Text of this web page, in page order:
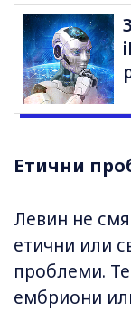
Етични
Левин не
етични или
проблеми.
ембриони